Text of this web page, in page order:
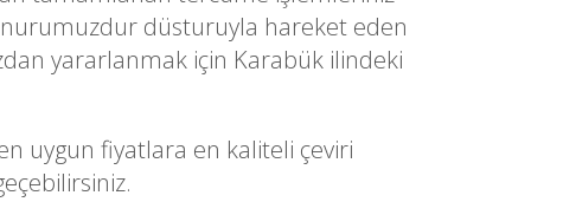
düsturuyla hareket eden
yararlanmak için Karabük ilindeki
uygun fiyatlara en kaliteli çeviri